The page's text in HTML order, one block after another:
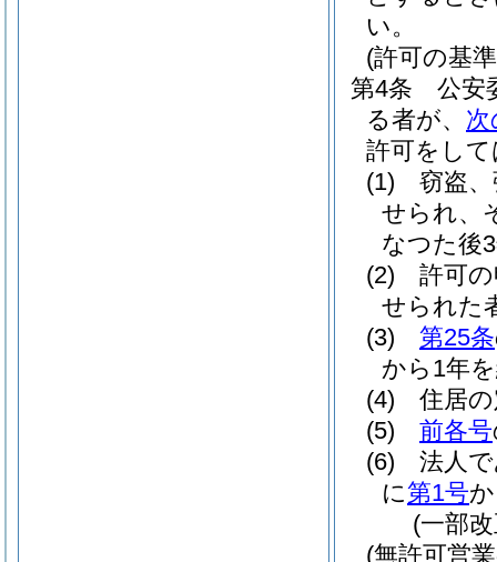
い。
(許可の基
第4条
公安
る者が、 次
許可をし
(1)
窃盗
せられ、
なつた後
(2)
許可
せられた
(3)
第25条
から1年
(4)
住居
(5)
前各号
(6)
法人
に第1号
(一部
(無許可営